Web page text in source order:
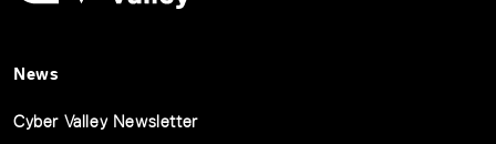
News
Cyber Valley Newsletter